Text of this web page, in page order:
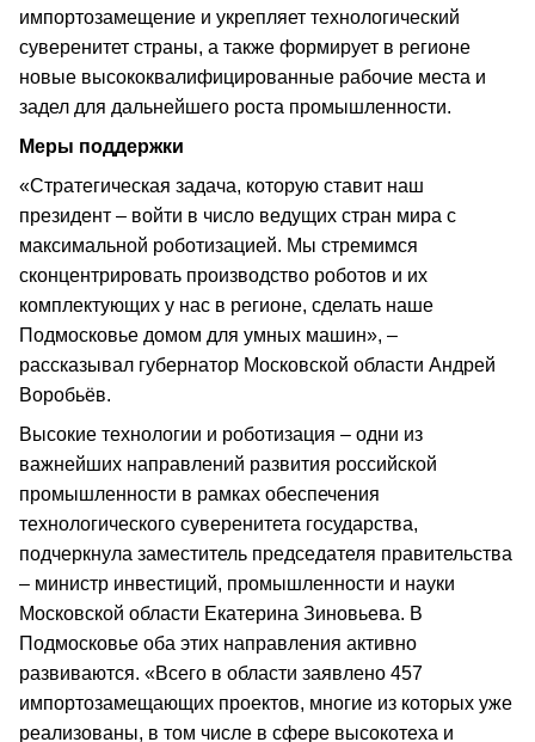
импортозамещение и укрепляет технологический
суверенитет страны, а также формирует в регионе
новые высококвалифицированные рабочие места и
задел для дальнейшего роста промышленности.
Меры поддержки
«Стратегическая задача, которую ставит наш
президент – войти в число ведущих стран мира с
максимальной роботизацией. Мы стремимся
сконцентрировать производство роботов и их
комплектующих у нас в регионе, сделать наше
Подмосковье домом для умных машин», –
рассказывал губернатор Московской области Андрей
Воробьёв.
Высокие технологии и роботизация – одни из
важнейших направлений развития российской
промышленности в рамках обеспечения
технологического суверенитета государства,
подчеркнула заместитель председателя правительства
– министр инвестиций, промышленности и науки
Московской области Екатерина Зиновьева. В
Подмосковье оба этих направления активно
развиваются. «Всего в области заявлено 457
импортозамещающих проектов, многие из которых уже
реализованы, в том числе в сфере высокотеха и